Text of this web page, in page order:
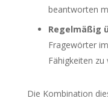
beantworten
Regelmäßig
Fragewörter
Fähigkeiten zu
Die Kombination